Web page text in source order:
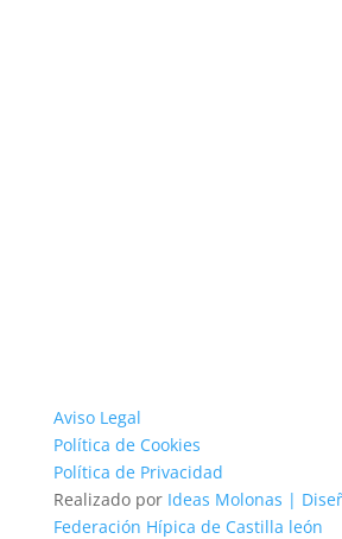
Aviso Legal
Política de Cookies
Política de Privacidad
Realizado por Ideas Molonas |
Federación Hípica de Castilla león